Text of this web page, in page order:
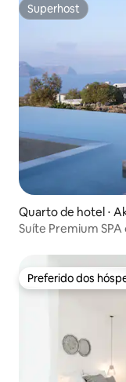
Superhost
Superhost
Quarto de hotel ⋅
Suíte Premium
Preferido dos
Preferido dos